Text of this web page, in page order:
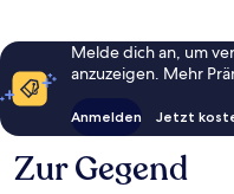
Melde dich an, um
anzuzeigen. Mehr
Anmelden Jetzt
Zur Gegend